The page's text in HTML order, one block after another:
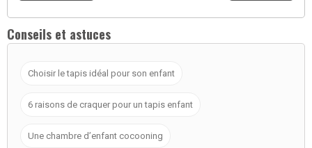
Conseils et astuces
Choisir le tapis idéal pour son enfant
6 raisons de craquer pour un tapis enfant
Une chambre d’enfant cocooning